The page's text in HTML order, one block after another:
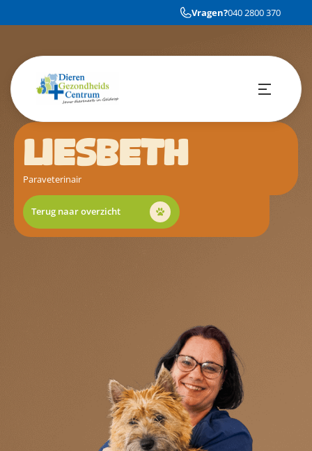
Vragen?040 2800 370
LIESBETH
Paraveterinair
Terug naar overzicht